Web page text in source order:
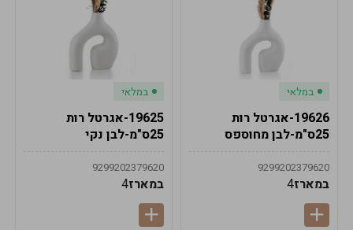
במלאי
19626-אגרטל רות
25ס"מ-לבן מחוספס
9299202379620
במארז4
במלאי
19625-אגרטל רות
25ס"מ-לבן נקי
9299202379620
במארז4